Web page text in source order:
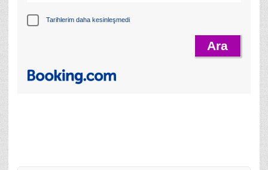
Tarihlerim daha kesinleşmedi